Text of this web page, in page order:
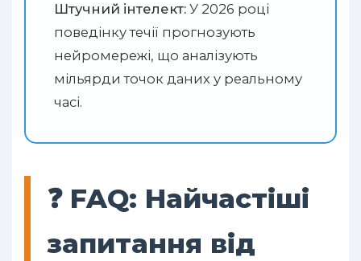
Штучний інтелект: У 2026 році
поведінку течії прогнозують
нейромережі, що аналізують
мільярди точок даних у реальному
часі.
❓ FAQ: Найчастіші
запитання від